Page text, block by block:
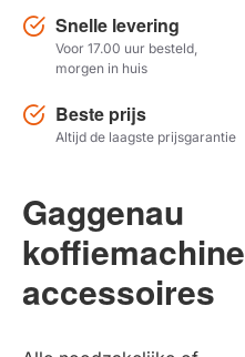
Herstel zoekopdracht
Snelle levering
Voor 17.00 uur besteld,
morgen in huis
Beste prijs
Altijd de laagste prijsgarantie
Gaggenau
koffiemachine
accessoires